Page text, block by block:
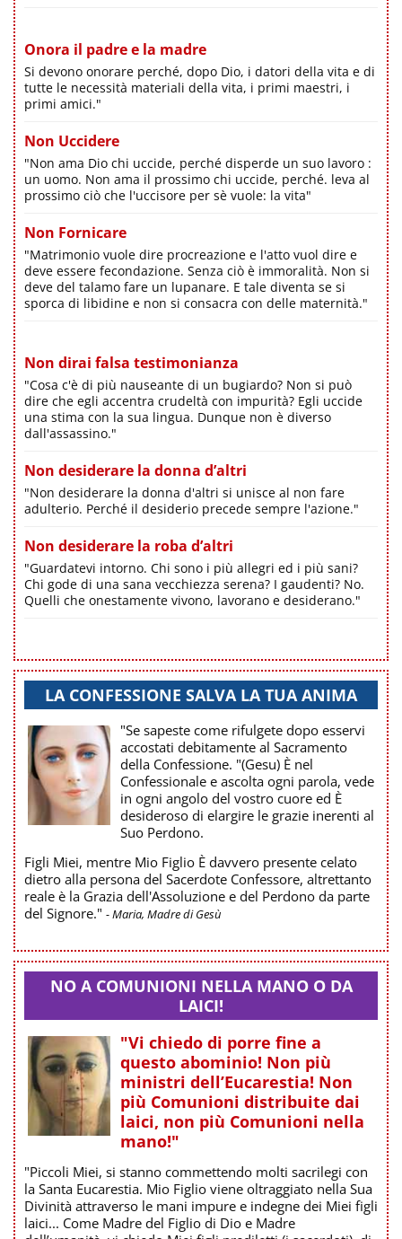
Onora il padre e la madre
Si devono onorare perché, dopo Dio, i datori della vita e di
tutte le necessità materiali della vita, i primi maestri, i
primi amici."
Non Uccidere
"Non ama Dio chi uccide, perché disperde un suo lavoro :
un uomo. Non ama il prossimo chi uccide, perché. leva al
prossimo ciò che l'uccisore per sè vuole: la vita"
Non Fornicare
"Matrimonio vuole dire procreazione e l'atto vuol dire e
deve essere fecondazione. Senza ciò è immoralità. Non si
deve del talamo fare un lupanare. E tale diventa se si
sporca di libidine e non si consacra con delle maternità."
Non dirai falsa testimonianza
"Cosa c'è di più nauseante di un bugiardo? Non si può
dire che egli accentra crudeltà con impurità? Egli uccide
una stima con la sua lingua. Dunque non è diverso
dall'assassino."
Non desiderare la donna d’altri
"Non desiderare la donna d'altri si unisce al non fare
adulterio. Perché il desiderio precede sempre l'azione."
Non desiderare la roba d’altri
"Guardatevi intorno. Chi sono i più allegri ed i più sani?
Chi gode di una sana vecchiezza serena? I gaudenti? No.
Quelli che onestamente vivono, lavorano e desiderano."
LA CONFESSIONE SALVA LA TUA ANIMA
"Se sapeste come rifulgete dopo esservi
accostati debitamente al Sacramento
della Confessione. "(Gesu) È nel
Confessionale e ascolta ogni parola, vede
in ogni angolo del vostro cuore ed È
desideroso di elargire le grazie inerenti al
Suo Perdono.
Figli Miei, mentre Mio Figlio È davvero presente celato
dietro alla persona del Sacerdote Confessore, altrettanto
reale è la Grazia dell'Assoluzione e del Perdono da parte
del Signore." - Maria, Madre di Gesù
NO A COMUNIONI NELLA MANO O DA
LAICI!
"Vi chiedo di porre fine a
questo abominio! Non più
ministri dell’Eucarestia! Non
più Comunioni distribuite dai
laici, non più Comunioni nella
mano!"
"Piccoli Miei, si stanno commettendo molti sacrilegi con
la Santa Eucarestia. Mio Figlio viene oltraggiato nella Sua
Divinità attraverso le mani impure e indegne dei Miei figli
laici... Come Madre del Figlio di Dio e Madre